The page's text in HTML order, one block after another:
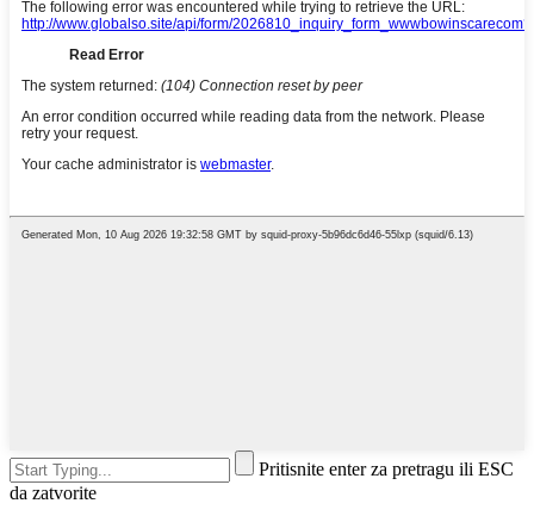
Pritisnite enter za pretragu ili ESC
da zatvorite